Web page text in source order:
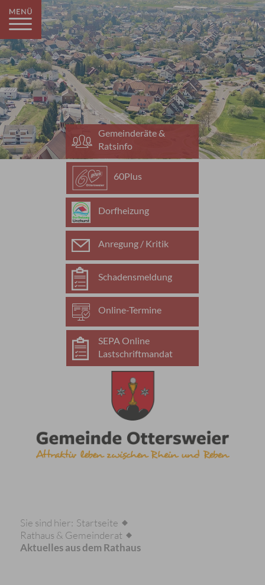
Gemeinderäte &
Ratsinfo
60Plus
Dorfheizung
Anregung / Kritik
Schadensmeldung
Online-Termine
SEPA Online
Lastschriftmandat
Sie sind hier: Startseite
Rathaus & Gemeinderat
Aktuelles aus dem Rathaus